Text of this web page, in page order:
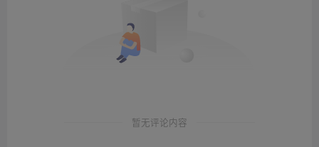
暂无评论内容